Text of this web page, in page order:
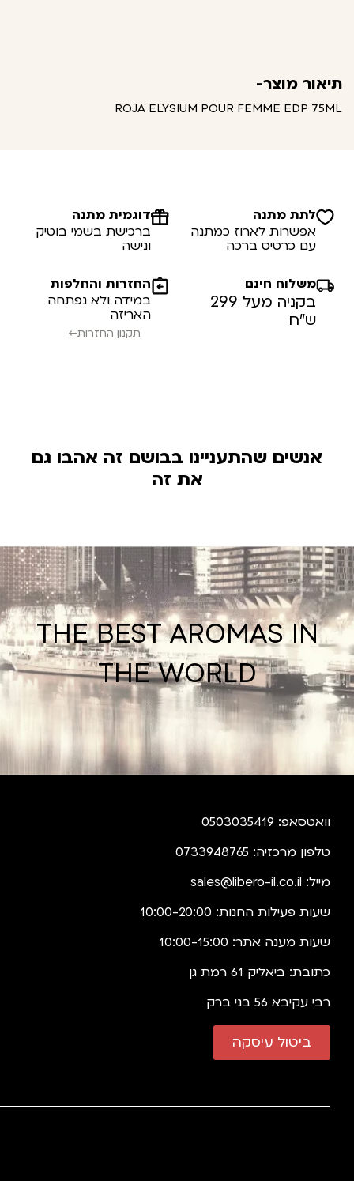
תיאור מוצר-
ROJA ELYSIUM POUR FEMME EDP 75ML
לתת מתנה
אפשרות לארוז כמתנה
עם כרטיס ברכה
דוגמית מתנה
ברכישת בשמי בוטיק
ונישה
משלוח חינם
בקניה מעל 299
ש”ח
החזרות והחלפות
במידה ולא נפתחה
האריזה
תקנון החזרות←
אנשים שהתעניינו בבושם זה אהבו גם
את זה
THE BEST AROMAS IN
THE WORLD
וואטסאפ: 0503035419
טלפון מרכזיה: 0733948765
מייל: sales@libero-il.co.il
שעות פעילות החנות: 10:00-20:00
שעות מענה אתר: 10:00-15:00
כתובת: ביאליק 61 רמת גן
רבי עקיבא 56 בני ברק
ביטול עיסקה